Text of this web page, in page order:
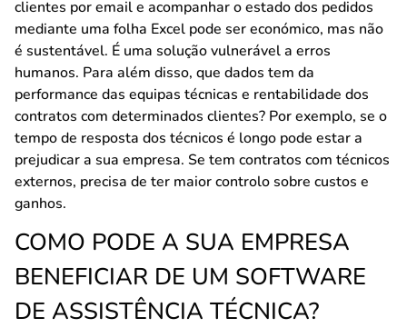
clientes por email e acompanhar o estado dos pedidos
mediante uma folha Excel pode ser económico, mas não
é sustentável. É uma solução vulnerável a erros
humanos. Para além disso, que dados tem da
performance das equipas técnicas e rentabilidade dos
contratos com determinados clientes? Por exemplo, se o
tempo de resposta dos técnicos é longo pode estar a
prejudicar a sua empresa. Se tem contratos com técnicos
externos, precisa de ter maior controlo sobre custos e
ganhos.
COMO PODE A SUA EMPRESA
BENEFICIAR DE UM SOFTWARE
DE ASSISTÊNCIA TÉCNICA?